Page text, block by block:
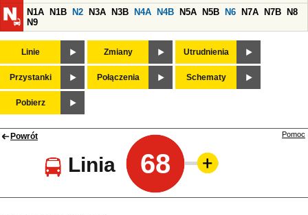
N1A
N1B N2 N3A N3B N4A N4B N5A N5B N6 N7A N7B
N8
N9
Linie Zmiany Utrudnienia
Przystanki Połączenia Schematy
Pobierz
Powrót
Linia 68
Pomoc